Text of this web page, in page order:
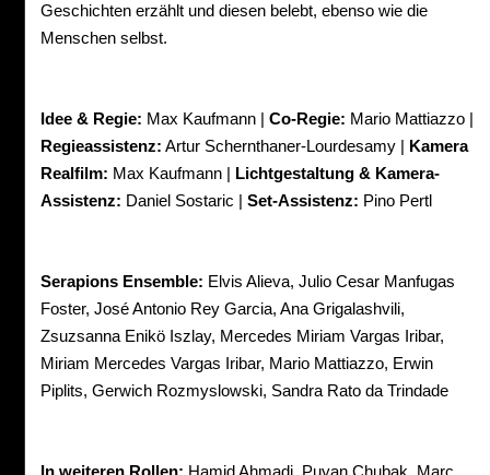
Geschichten erzählt und diesen belebt, ebenso wie die
Menschen selbst.
Idee & Regie: Max Kaufmann | Co-Regie: Mario Mattiazzo |
Regieassistenz: Artur Schernthaner-Lourdesamy | Kamera
Realfilm: Max Kaufmann | Lichtgestaltung & Kamera-
Assistenz: Daniel Sostaric | Set-Assistenz: Pino Pertl
Serapions Ensemble: Elvis Alieva, Julio Cesar Manfugas
Foster, José Antonio Rey Garcia, Ana Grigalashvili,
Zsuzsanna Enikö Iszlay, Mercedes Miriam Vargas Iribar,
Miriam Mercedes Vargas Iribar, Mario Mattiazzo, Erwin
Piplits, Gerwich Rozmyslowski, Sandra Rato da Trindade